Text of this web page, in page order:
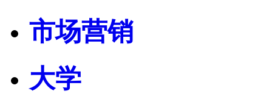
市场营销
大学